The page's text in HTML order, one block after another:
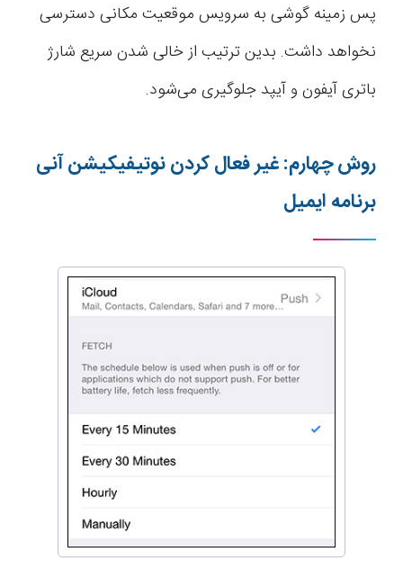
پس زمینه گوشی به سرویس موقعیت مکانی دسترسی
نخواهد داشت. بدین ترتیب از خالی شدن سریع شارژ
باتری آیفون و آیپد جلوگیری می‌شود.
روش چهارم: غیر فعال کردن نوتیفیکیشن آنی
برنامه ایمیل